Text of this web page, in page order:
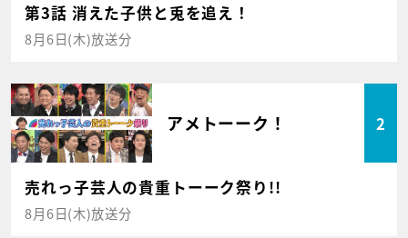
第3話 消えた子供と兎を追え！
8月6日(木)放送分
アメトーーク！ 2
売れっ子芸人の貴重トーーク祭り!!
8月6日(木)放送分